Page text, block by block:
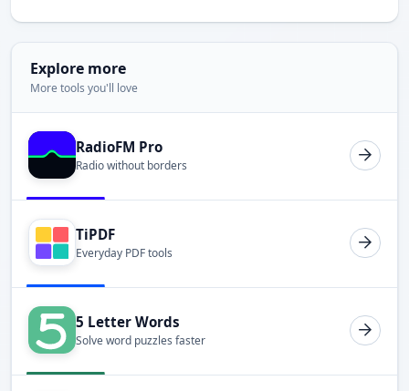
Explore more
More tools you'll love
RadioFM Pro
Radio without borders
TiPDF
Everyday PDF tools
5 Letter Words
Solve word puzzles faster